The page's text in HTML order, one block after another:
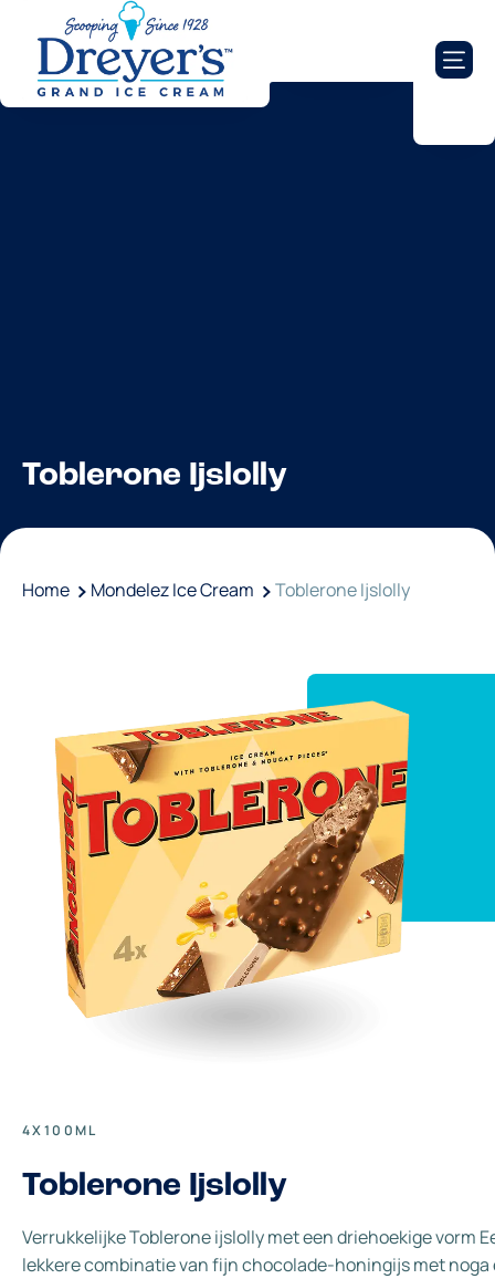
Toblerone Ijslolly
Home Mondelez Ice Cream Toblerone Ijslolly
4X100ML
Toblerone Ijslolly
Verrukkelijke Toblerone ijslolly met een driehoekige vorm
lekkere combinatie van fijn chocolade-honingijs met noga